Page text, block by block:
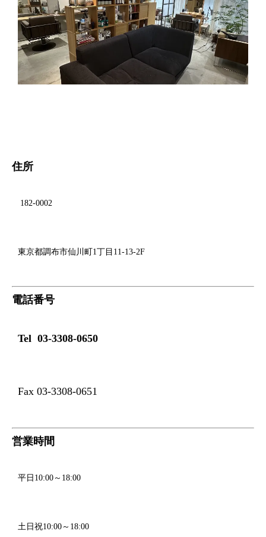
住所
182-0002
東京都調布市仙川町1丁目11-13-2F
電話番号
Tel 03-3308-0650
Fax 03-3308-0651
営業時間
平日10:00～18:00
土日祝10:00～18:00